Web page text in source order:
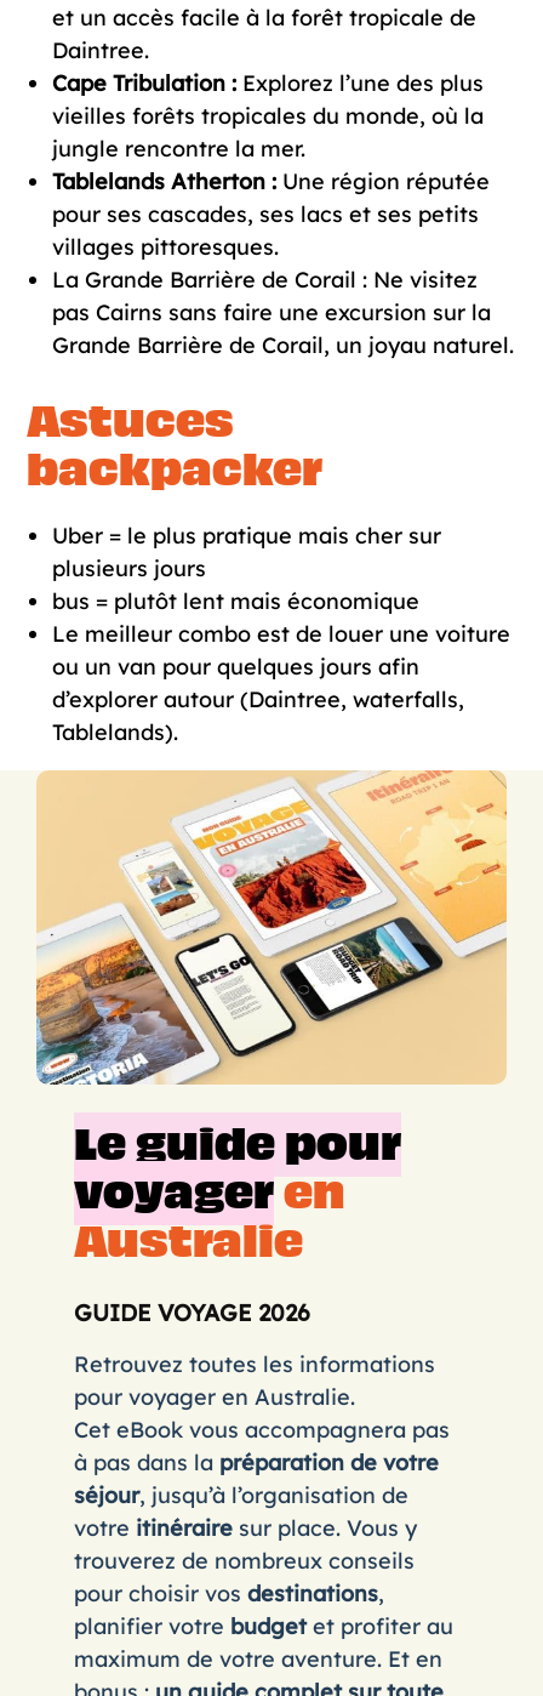
et un accès facile à la forêt tropicale de
Daintree.
Cape Tribulation :Explorez l’une des plus
vieilles forêts tropicales du monde, où la
jungle rencontre la mer.
Tablelands Atherton :Une région réputée
pour ses cascades, ses lacs et ses petits
villages pittoresques.
La Grande Barrière de Corail : Ne visitez
pas Cairns sans faire une excursion sur la
Grande Barrière de Corail, un joyau naturel.
Astuces
backpacker
Uber = le plus pratique mais cher sur
plusieurs jours
bus = plutôt lent mais économique
Le meilleur combo est de louer une voiture
ou un van pour quelques jours afin
d’explorer autour (Daintree, waterfalls,
Tablelands).
Le guide pour
voyageren
Australie
GUIDE VOYAGE 2026
Retrouvez toutes les informations
pour voyager en Australie.
Cet eBook vous accompagnera pas
à pas dans la préparation de votre
séjour, jusqu’à l’organisation de
votre itinéraire sur place. Vous y
trouverez de nombreux conseils
pour choisir vosdestinations,
planifier votre budgetet profiter au
maximum de votre aventure. Et en